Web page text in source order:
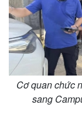
Cơ quan chức
sang